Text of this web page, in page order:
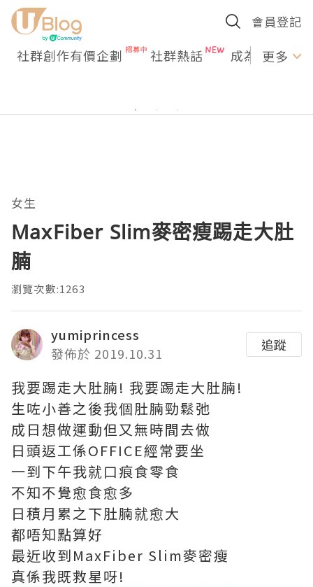
會員登記
社群創作有價企劃 社群熱話 成為U更多
女生
MaxFiber Slim麥密瘦踢走大肚
腩
瀏覽次數:1263
yumiprincess
發佈於 2019.10.31
追蹤
我要踢走大肚腩! 我要踢走大肚腩!
生咗小善之後我個肚腩勁鬆弛
成日想做運動但又無時間去做
日頭返工係OFFICE經常要坐
一到下午我就口痕食零食
不知不覺愈食愈多
日積月累之下肚腩就愈大
都唔知點算好
最近收到MaxFiber Slim麥密瘦
真係我既救星呀!